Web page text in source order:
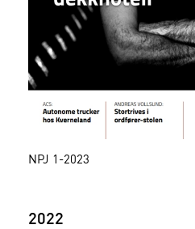
NPJ 1-2023
2022